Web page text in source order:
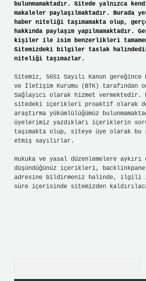
bulunmamaktadır. Sitede yalnızca
makaleler paylaşılmaktadır. Burada
haber niteliği taşımamakta olup,
hakkında paylaşım yapılmamaktadır.
kişiler ile isim benzerlikleri
Sitemizdeki bilgiler taslak
niteliği taşımazlar.
Sitemiz, 5651 Sayılı Kanun
ve İletişim Kurumu (BTK) tarafından
Sağlayıcı olarak hizmet vermektedir.
sitedeki içerikleri proaktif olarak
araştırma yükümlülüğümüz
üyelerimiz yazdıkları içeriklerin
taşımakta olup, siteye üye olarak bu
etmiş sayılırlar.
Hukuka ve yasal düzenlemelere aykırı
düşündüğünüz içerikleri,
adresine bildirmeniz halinde, ilgili
süre içerisinde sitemizden